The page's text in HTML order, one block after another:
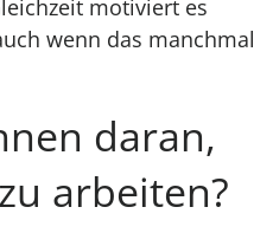
motiviert es
wenn das manchmal
daran,
arbeiten?